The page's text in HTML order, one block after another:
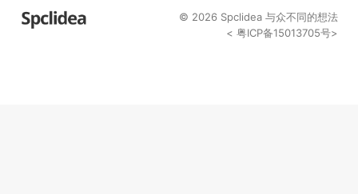
© 2026 Spclidea 与众不同的想法
< 粤ICP备15013705号>